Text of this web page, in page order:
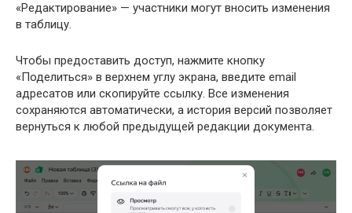
«Редактирование» — участники могут вносить изменения
в таблицу.
Чтобы предоставить доступ, нажмите кнопку
«Поделиться» в верхнем углу экрана, введите email
адресатов или скопируйте ссылку. Все изменения
сохраняются автоматически, а история версий позволяет
вернуться к любой предыдущей редакции документа.